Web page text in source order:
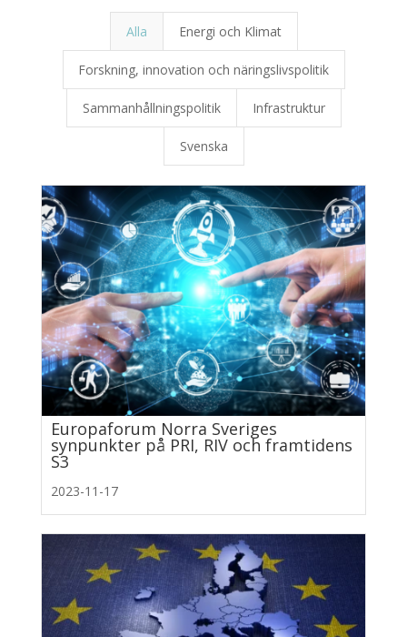
Alla Energi och Klimat
Forskning, innovation och näringslivspolitik
Sammanhållningspolitik Infrastruktur
Svenska
Europaforum Norra Sveriges
synpunkter på PRI, RIV och framtidens
S3
2023-11-17